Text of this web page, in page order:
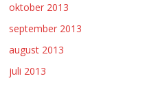
oktober 2013
september 2013
august 2013
juli 2013